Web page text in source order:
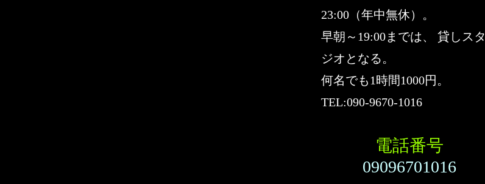
23:00（年中無休）。
早朝～19:00までは、 貸しスタ
ジオとなる。
何名でも1時間1000円。
TEL:090-9670-1016
電話番号
09096701016